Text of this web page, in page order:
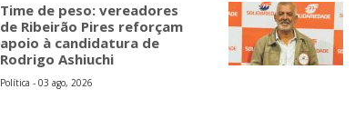
Time de peso: vereadores
de Ribeirão Pires reforçam
apoio à candidatura de
Rodrigo Ashiuchi
Política - 03 ago, 2026